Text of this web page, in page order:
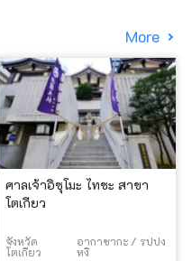
More
ศาลเจ้าอิซุโมะ ไทชะ สาขา
โตเกียว
จังหวัด
โตเกียว
อากาซากะ / รปปง
หงิ